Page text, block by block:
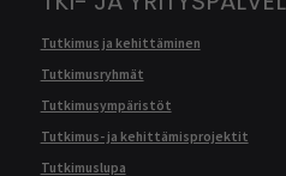
Tutkimus ja kehittäminen
Tutkimusryhmät
Tutkimusympäristöt
Tutkimus- ja kehittämisprojektit
Tutkimuslupa